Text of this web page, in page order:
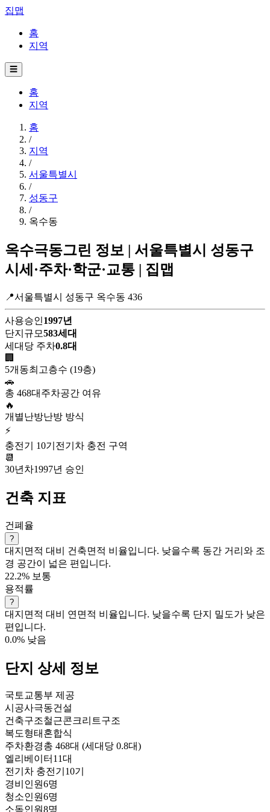
집맵
홈
지역
☰
홈
지역
홈
/
지역
/
서울특별시
/
성동구
/
옥수동
옥수극동그린 정보 | 서울특별시 성동구
시세·주차·학군·교통 | 집맵
📍서울특별시 성동구 옥수동 436
사용승인1997년
단지규모583세대
세대당 주차0.8대
🏢
5개동최고층수 (19층)
🚗
총 468대 주차공간 여유
🔥
개별난방난방 방식
⚡
충전기 10기 전기차 충전 구역
📆
30년차1997년 승인
건축 지표
건폐율
?
대지면적 대비 건축면적 비율입니다. 낮을수록 동간 거리와 조
경 공간이 넓은 편입니다.
22.2% 보통
용적률
?
대지면적 대비 연면적 비율입니다. 낮을수록 단지 밀도가 낮은
편입니다.
0.0% 낮음
단지 상세 정보
국토교통부 제공
시공사극동건설
건축구조철근콘크리트구조
복도형태 혼합식
주차환경총 468대 (세대당 0.8대)
엘리베이터 11대
전기차 충전기 10기
경비인원6명
청소인원6명
소독인원8명